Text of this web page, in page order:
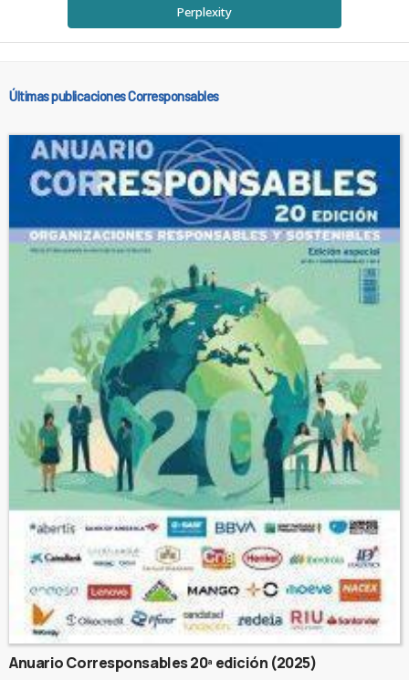
Perplexity
Últimas publicaciones Corresponsables
Anuario Corresponsables 20ª edición (2025)